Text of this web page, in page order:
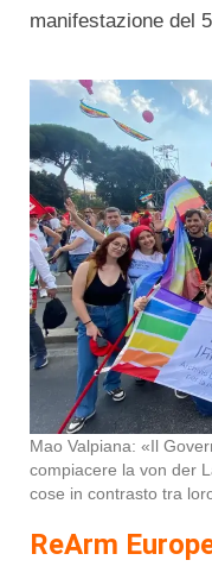
manifestazione del
Mao Valpiana: «Il
compiacere la von der
cose in contrasto tra
ReArm